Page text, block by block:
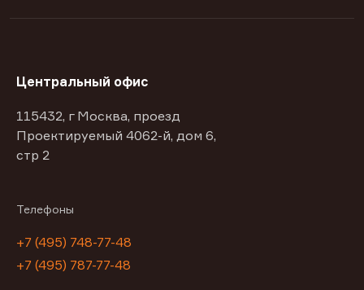
Центральный офис
115432, г Москва, проезд
Проектируемый 4062-й, дом 6,
стр 2
Телефоны
+7 (495) 748-77-48
+7 (495) 787-77-48